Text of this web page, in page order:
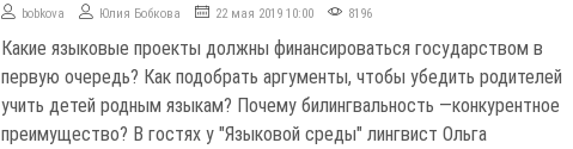
bobkova Юлия Бобкова 22 мая 2019 10:00 8196
Какие языковые проекты должны финансироваться государством в
первую очередь? Как подобрать аргументы, чтобы убедить родителей
учить детей родным языкам? Почему билингвальность —конкурентное
преимущество? В гостях у "Языковой среды" лингвист Ольга